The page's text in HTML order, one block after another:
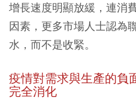
增長速度明顯放緩，連消
因素，更多市場人士認為
水，而不是收緊。
疫情對需求與生產的
完全消化